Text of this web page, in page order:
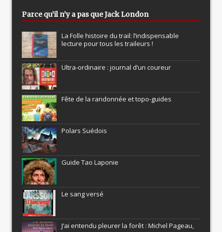
Parce qu’il n’y a pas que Jack London
La Folle histoire du trail: l’indispensable
lecture pour tous les traileurs !
Ultra-ordinaire : journal d’un coureur
Fête de la randonnée et topo-guides
Polars Suédois
Guide Tao Laponie
Le sang versé
J’ai entendu pleurer la forêt : Michel Pageau,